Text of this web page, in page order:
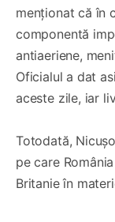
menționat că în
componentă
antiaeriene,
Oficialul a dat
aceste zile, iar
Totodată,
pe care
Britanie în